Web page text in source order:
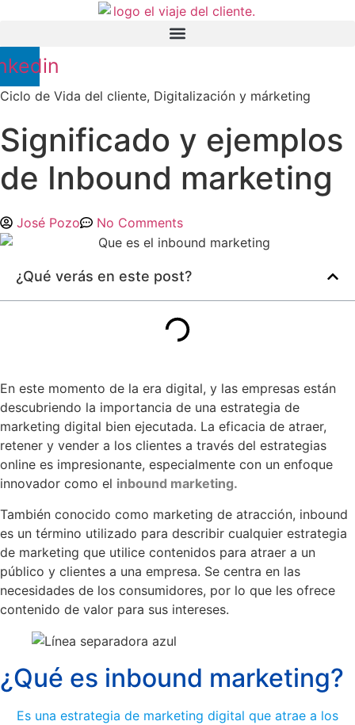
contenido
Ciclo de Vida del cliente, Digitalización y márketing
Significado y ejemplos
de Inbound marketing
José Pozo No Comments
¿Qué verás en este post?
En este momento de la era digital, y las empresas están
descubriendo la importancia de una estrategia de
marketing digital bien ejecutada. La eficacia de atraer,
retener y vender a los clientes a través del estrategias
online es impresionante, especialmente con un enfoque
innovador como el inbound marketing.
También conocido como marketing de atracción, inbound
es un término utilizado para describir cualquier estrategia
de marketing que utilice contenidos para atraer a un
público y clientes a una empresa. Se centra en las
necesidades de los consumidores, por lo que les ofrece
contenido de valor para sus intereses.
¿Qué es inbound marketing?
Es una estrategia de marketing digital que atrae a los